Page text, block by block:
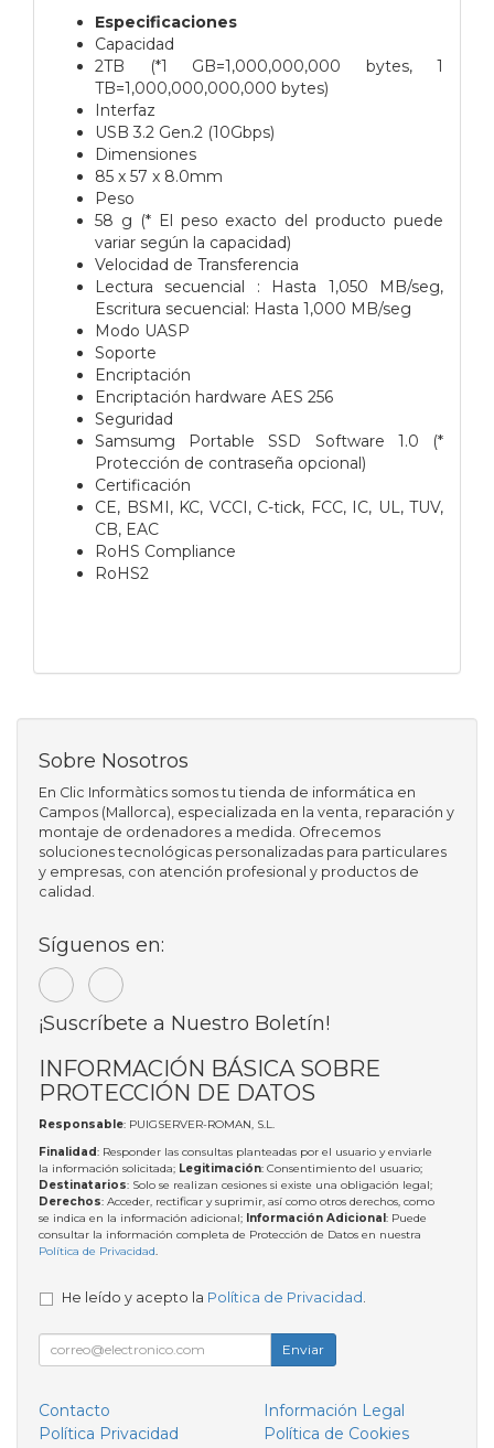
Especificaciones
Capacidad
2TB (*1 GB=1,000,000,000 bytes, 1
TB=1,000,000,000,000 bytes)
Interfaz
USB 3.2 Gen.2 (10Gbps)
Dimensiones
85 x 57 x 8.0mm
Peso
58 g (* El peso exacto del producto puede
variar según la capacidad)
Velocidad de Transferencia
Lectura secuencial : Hasta 1,050 MB/seg,
Escritura secuencial: Hasta 1,000 MB/seg
Modo UASP
Soporte
Encriptación
Encriptación hardware AES 256
Seguridad
Samsumg Portable SSD Software 1.0 (*
Protección de contraseña opcional)
Certificación
CE, BSMI, KC, VCCI, C-tick, FCC, IC, UL, TUV,
CB, EAC
RoHS Compliance
RoHS2
Sobre Nosotros
En Clic Informàtics somos tu tienda de informática en
Campos (Mallorca), especializada en la venta, reparación y
montaje de ordenadores a medida. Ofrecemos
soluciones tecnológicas personalizadas para particulares
y empresas, con atención profesional y productos de
calidad.
Síguenos en:
¡Suscríbete a Nuestro Boletín!
INFORMACIÓN BÁSICA SOBRE
PROTECCIÓN DE DATOS
Responsable: PUIGSERVER-ROMAN, S.L.
Finalidad: Responder las consultas planteadas por el usuario y enviarle
la información solicitada; Legitimación: Consentimiento del usuario;
Destinatarios: Solo se realizan cesiones si existe una obligación legal;
Derechos: Acceder, rectificar y suprimir, así como otros derechos, como
se indica en la información adicional; Información Adicional: Puede
consultar la información completa de Protección de Datos en nuestra
Política de Privacidad.
He leído y acepto la Política de Privacidad
Enviar
Contacto
Información Legal
Política Privacidad
Política de Cookies